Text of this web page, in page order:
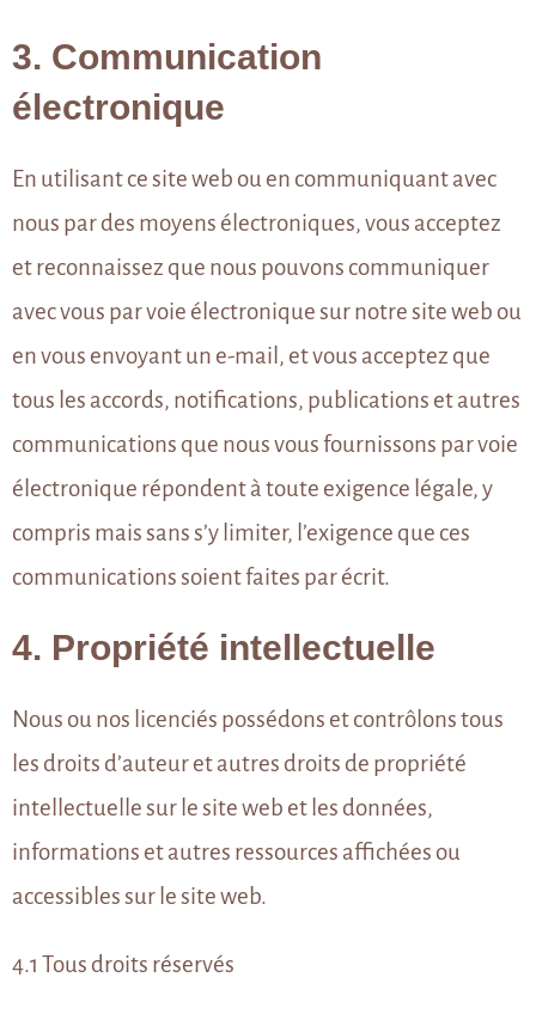
3. Communication
électronique
En utilisant ce site web ou en communiquant avec
nous par des moyens électroniques, vous acceptez
et reconnaissez que nous pouvons communiquer
avec vous par voie électronique sur notre site web ou
en vous envoyant un e-mail, et vous acceptez que
tous les accords, notifications, publications et autres
communications que nous vous fournissons par voie
électronique répondent à toute exigence légale, y
compris mais sans s’y limiter, l’exigence que ces
communications soient faites par écrit.
4. Propriété intellectuelle
Nous ou nos licenciés possédons et contrôlons tous
les droits d’auteur et autres droits de propriété
intellectuelle sur le site web et les données,
informations et autres ressources affichées ou
accessibles sur le site web.
4.1 Tous droits réservés